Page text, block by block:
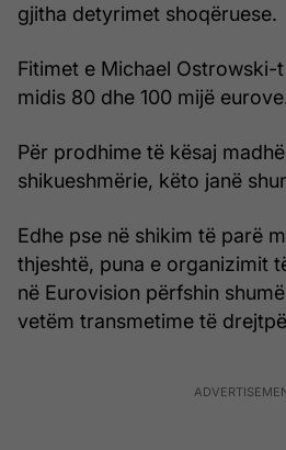
gjitha detyrimet shoqëruese.
Fitimet e Michael Ostrowski-
midis 80 dhe 100 mijë
Për prodhime të kësaj
shikueshmërie, këto janë
Edhe pse në shikim të parë
thjeshtë, puna e organizimit
në Eurovision përfshin
vetëm transmetime të